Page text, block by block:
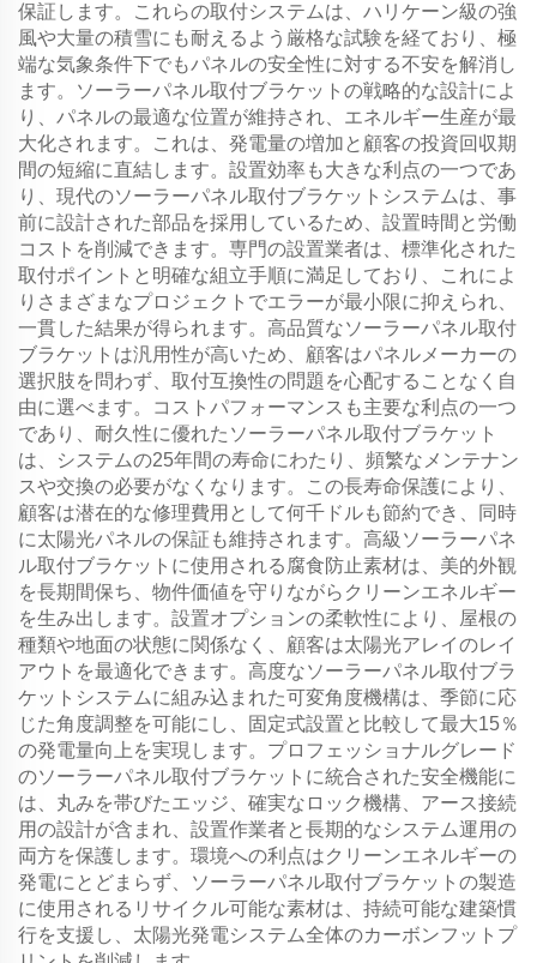
保証します。これらの取付システムは、ハリケーン級の強
風や大量の積雪にも耐えるよう厳格な試験を経ており、極
端な気象条件下でもパネルの安全性に対する不安を解消し
ます。ソーラーパネル取付ブラケットの戦略的な設計によ
り、パネルの最適な位置が維持され、エネルギー生産が最
大化されます。これは、発電量の増加と顧客の投資回収期
間の短縮に直結します。設置効率も大きな利点の一つであ
り、現代のソーラーパネル取付ブラケットシステムは、事
前に設計された部品を採用しているため、設置時間と労働
コストを削減できます。専門の設置業者は、標準化された
取付ポイントと明確な組立手順に満足しており、これによ
りさまざまなプロジェクトでエラーが最小限に抑えられ、
一貫した結果が得られます。高品質なソーラーパネル取付
ブラケットは汎用性が高いため、顧客はパネルメーカーの
選択肢を問わず、取付互換性の問題を心配することなく自
由に選べます。コストパフォーマンスも主要な利点の一つ
であり、耐久性に優れたソーラーパネル取付ブラケット
は、システムの25年間の寿命にわたり、頻繁なメンテナン
スや交換の必要がなくなります。この長寿命保護により、
顧客は潜在的な修理費用として何千ドルも節約でき、同時
に太陽光パネルの保証も維持されます。高級ソーラーパネ
ル取付ブラケットに使用される腐食防止素材は、美的外観
を長期間保ち、物件価値を守りながらクリーンエネルギー
を生み出します。設置オプションの柔軟性により、屋根の
種類や地面の状態に関係なく、顧客は太陽光アレイのレイ
アウトを最適化できます。高度なソーラーパネル取付ブラ
ケットシステムに組み込まれた可変角度機構は、季節に応
じた角度調整を可能にし、固定式設置と比較して最大15％
の発電量向上を実現します。プロフェッショナルグレード
のソーラーパネル取付ブラケットに統合された安全機能に
は、丸みを帯びたエッジ、確実なロック機構、アース接続
用の設計が含まれ、設置作業者と長期的なシステム運用の
両方を保護します。環境への利点はクリーンエネルギーの
発電にとどまらず、ソーラーパネル取付ブラケットの製造
に使用されるリサイクル可能な素材は、持続可能な建築慣
行を支援し、太陽光発電システム全体のカーボンフットプ